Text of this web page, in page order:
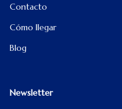
Contacto
Cómo llegar
Blog
Newsletter